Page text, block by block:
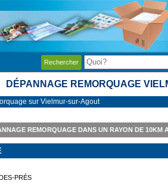
Rechercher
DÉPANNAGE REMORQUAGE
sur Vielmur-sur-Agout
REMORQUAGE DANS UN RAYON DE
PRÉS